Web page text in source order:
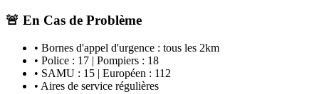
🚨 En Cas de Problème
• Bornes d'appel d'urgence : tous les 2km
• Police : 17 | Pompiers : 18
• SAMU : 15 | Européen : 112
• Aires de service régulières